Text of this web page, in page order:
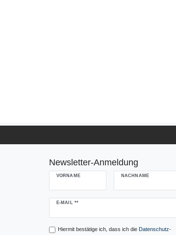
Newsletter-Anmeldung
VORNAME NACHNAME
E-MAIL **
Newsletter
Hiermit bestätige ich, dass ich die Daten­schutz­